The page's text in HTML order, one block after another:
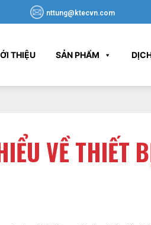
nttung@ktecvn.com
THIỆU SẢN PHẨM
VỀ THIẾT